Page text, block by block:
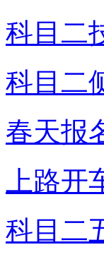
科目二
科目二
春天报
上路
科目二